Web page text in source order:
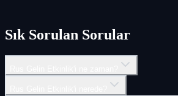
Sık Sorulan Sorular